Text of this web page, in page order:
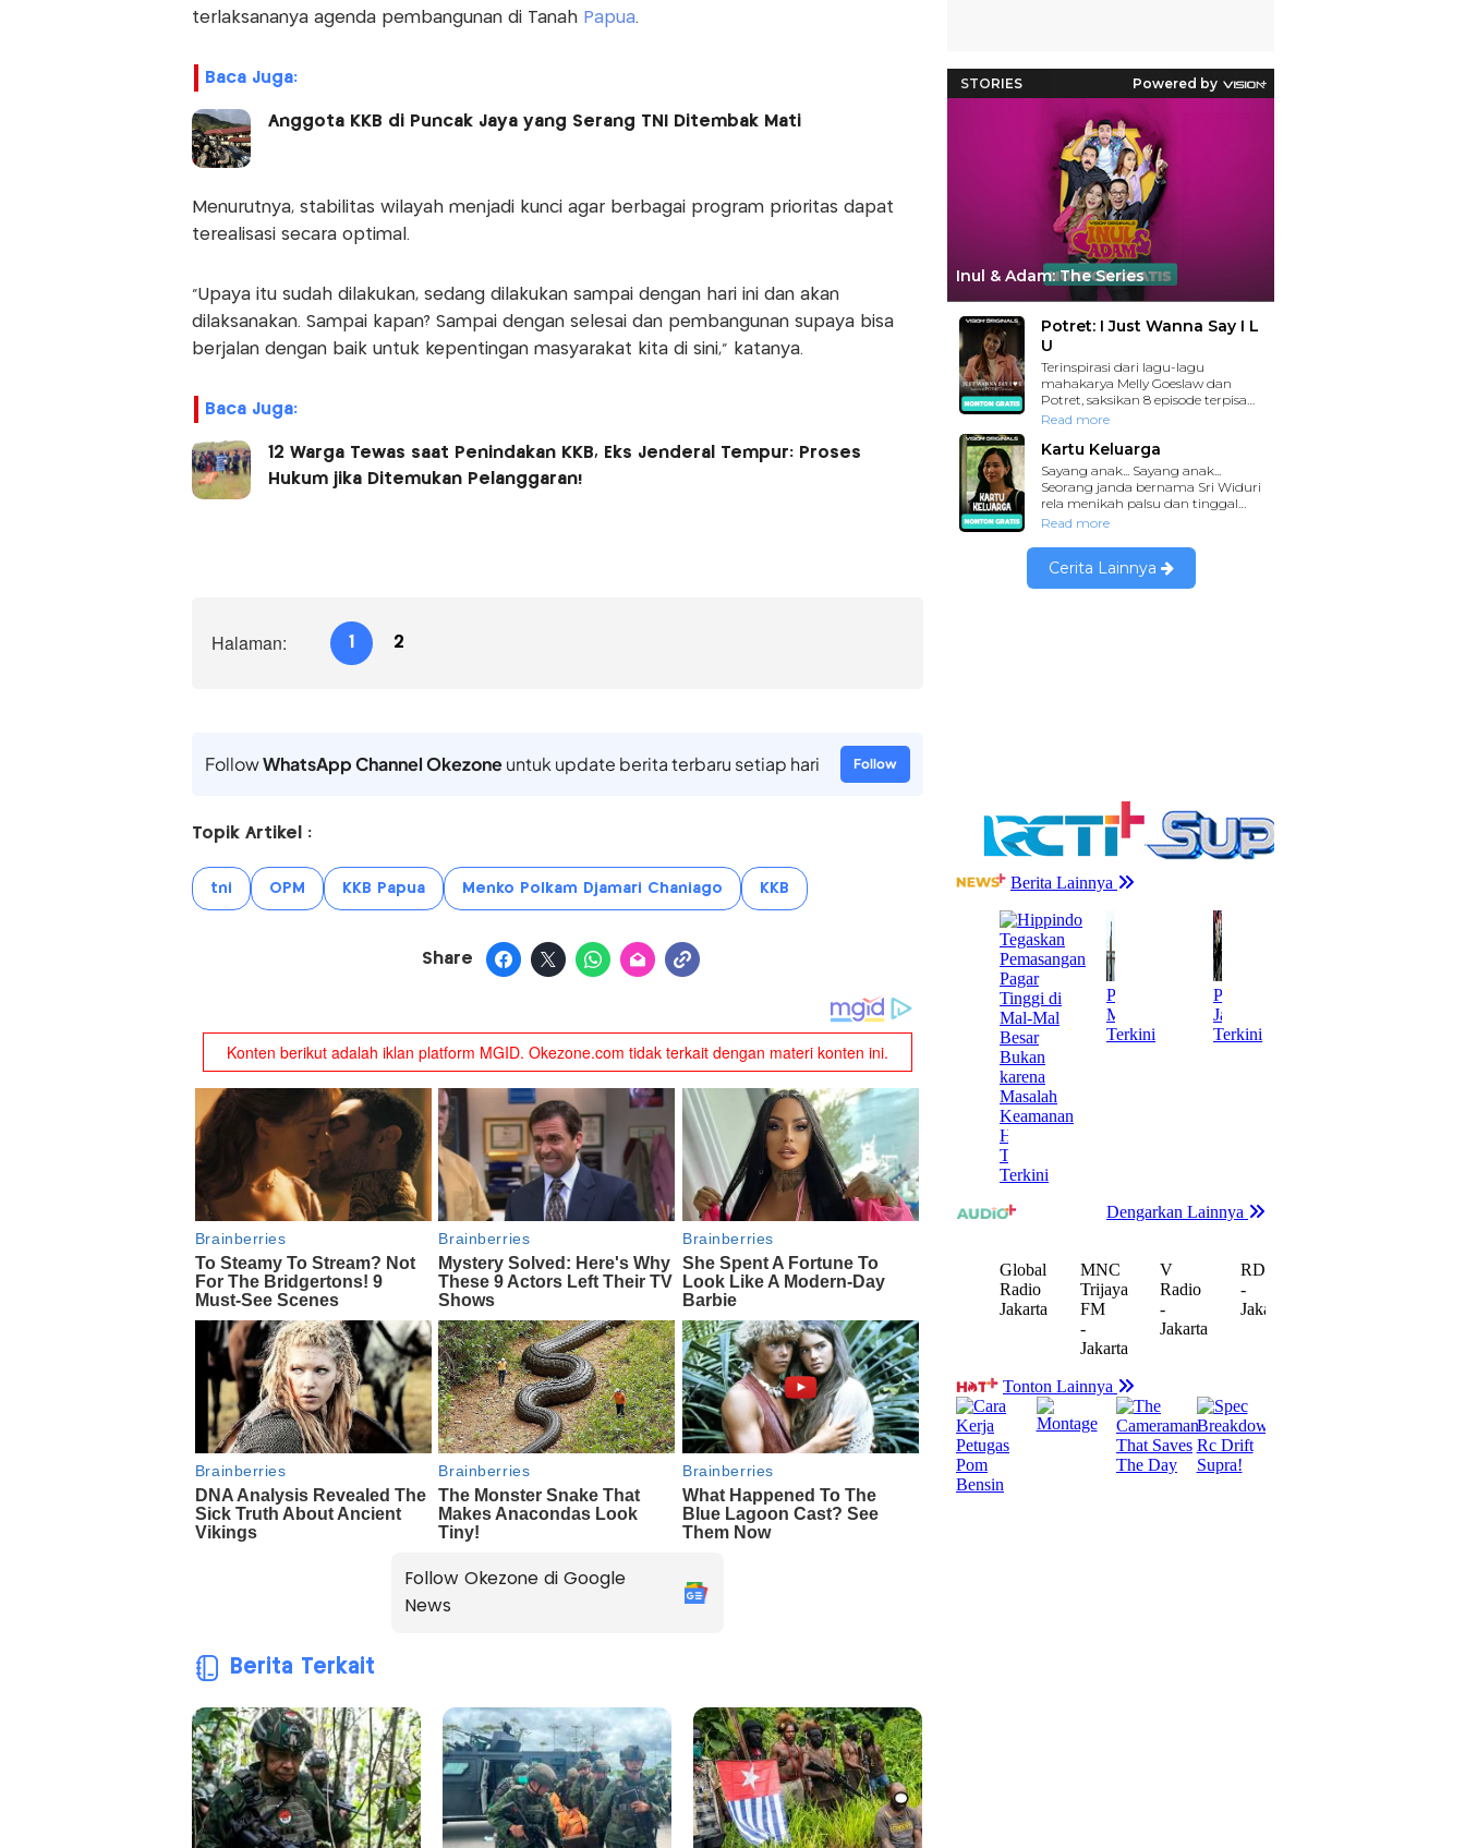
terlaksananya agenda pembangunan di TanahPapua.
Baca Juga:
Anggota KKB di Puncak Jaya yang Serang TNI Ditembak Mati
Menurutnya, stabilitas wilayah menjadi kunci agar berbagai program prioritas dapat
terealisasi secara optimal.
"Upaya itu sudah dilakukan, sedang dilakukan sampai dengan hari ini dan akan
dilaksanakan. Sampai kapan? Sampai dengan selesai dan pembangunan supaya bisa
berjalan dengan baik untuk kepentingan masyarakat kita di sini,” katanya.
Baca Juga:
12 Warga Tewas saat Penindakan KKB, Eks Jenderal Tempur: Proses
Hukum jika Ditemukan Pelanggaran!
Halaman: 1 2
FollowWhatsApp Channel Okezoneuntuk update berita terbaru setiap hari Follow
Topik Artikel :
tni OPM KKB Papua Menko Polkam Djamari Chaniago KKB
Share
Follow Okezone di Google
News
Berita Terkait